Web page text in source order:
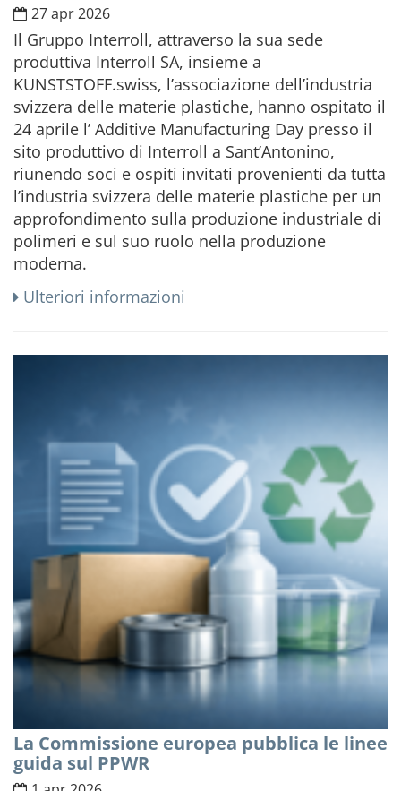
27 apr 2026
Il Gruppo Interroll, attraverso la sua sede
produttiva Interroll SA, insieme a
KUNSTSTOFF.swiss, l’associazione dell’industria
svizzera delle materie plastiche, hanno ospitato il
24 aprile l’ Additive Manufacturing Day presso il
sito produttivo di Interroll a Sant’Antonino,
riunendo soci e ospiti invitati provenienti da tutta
l’industria svizzera delle materie plastiche per un
approfondimento sulla produzione industriale di
polimeri e sul suo ruolo nella produzione
moderna.
Ulteriori informazioni
La Commissione europea pubblica le linee
guida sul PPWR